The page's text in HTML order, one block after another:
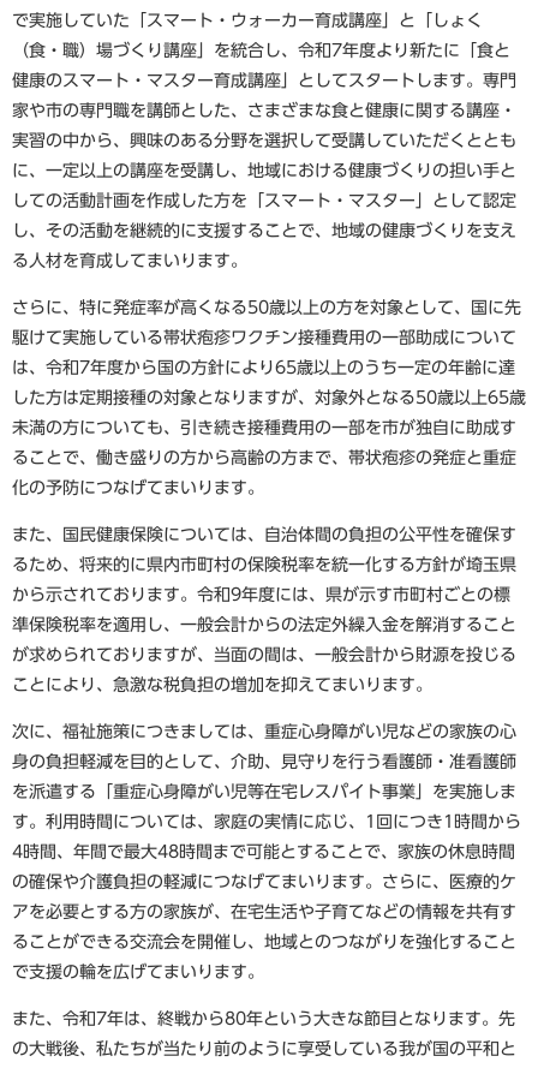
で実施していた「スマート・ウォーカー育成講座」と「しょく
（食・職）場づくり講座」を統合し、令和7年度より新たに「食と
健康のスマート・マスター育成講座」としてスタートします。専門
家や市の専門職を講師とした、さまざまな食と健康に関する講座・
実習の中から、興味のある分野を選択して受講していただくととも
に、一定以上の講座を受講し、地域における健康づくりの担い手と
しての活動計画を作成した方を「スマート・マスター」として認定
し、その活動を継続的に支援することで、地域の健康づくりを支え
る人材を育成してまいります。
さらに、特に発症率が高くなる50歳以上の方を対象として、国に先
駆けて実施している帯状疱疹ワクチン接種費用の一部助成について
は、令和7年度から国の方針により65歳以上のうち一定の年齢に達
した方は定期接種の対象となりますが、対象外となる50歳以上65歳
未満の方についても、引き続き接種費用の一部を市が独自に助成す
ることで、働き盛りの方から高齢の方まで、帯状疱疹の発症と重症
化の予防につなげてまいります。
また、国民健康保険については、自治体間の負担の公平性を確保す
るため、将来的に県内市町村の保険税率を統一化する方針が埼玉県
から示されております。令和9年度には、県が示す市町村ごとの標
準保険税率を適用し、一般会計からの法定外繰入金を解消すること
が求められておりますが、当面の間は、一般会計から財源を投じる
ことにより、急激な税負担の増加を抑えてまいります。
次に、福祉施策につきましては、重症心身障がい児などの家族の心
身の負担軽減を目的として、介助、見守りを行う看護師・准看護師
を派遣する「重症心身障がい児等在宅レスパイト事業」を実施しま
す。利用時間については、家庭の実情に応じ、1回につき1時間から
4時間、年間で最大48時間まで可能とすることで、家族の休息時間
の確保や介護負担の軽減につなげてまいります。さらに、医療的ケ
アを必要とする方の家族が、在宅生活や子育てなどの情報を共有す
ることができる交流会を開催し、地域とのつながりを強化すること
で支援の輪を広げてまいります。
また、令和7年は、終戦から80年という大きな節目となります。先
の大戦後、私たちが当たり前のように享受している我が国の平和と